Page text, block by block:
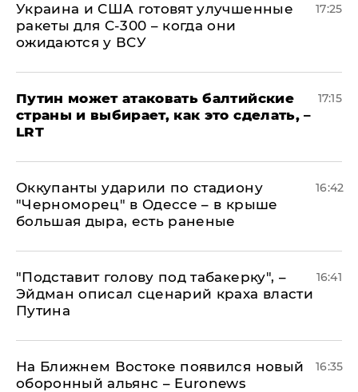
Украина и США готовят улучшенные
ракеты для С-300 – когда они
ожидаются у ВСУ
17:25
Путин может атаковать балтийские
страны и выбирает, как это сделать, –
LRT
17:15
Оккупанты ударили по стадиону
"Черноморец" в Одессе – в крыше
большая дыра, есть раненые
16:42
​"Подставит голову под табакерку", –
Эйдман описал сценарий краха власти
Путина
16:41
На Ближнем Востоке появился новый
оборонный альянс – Euronews
16:35